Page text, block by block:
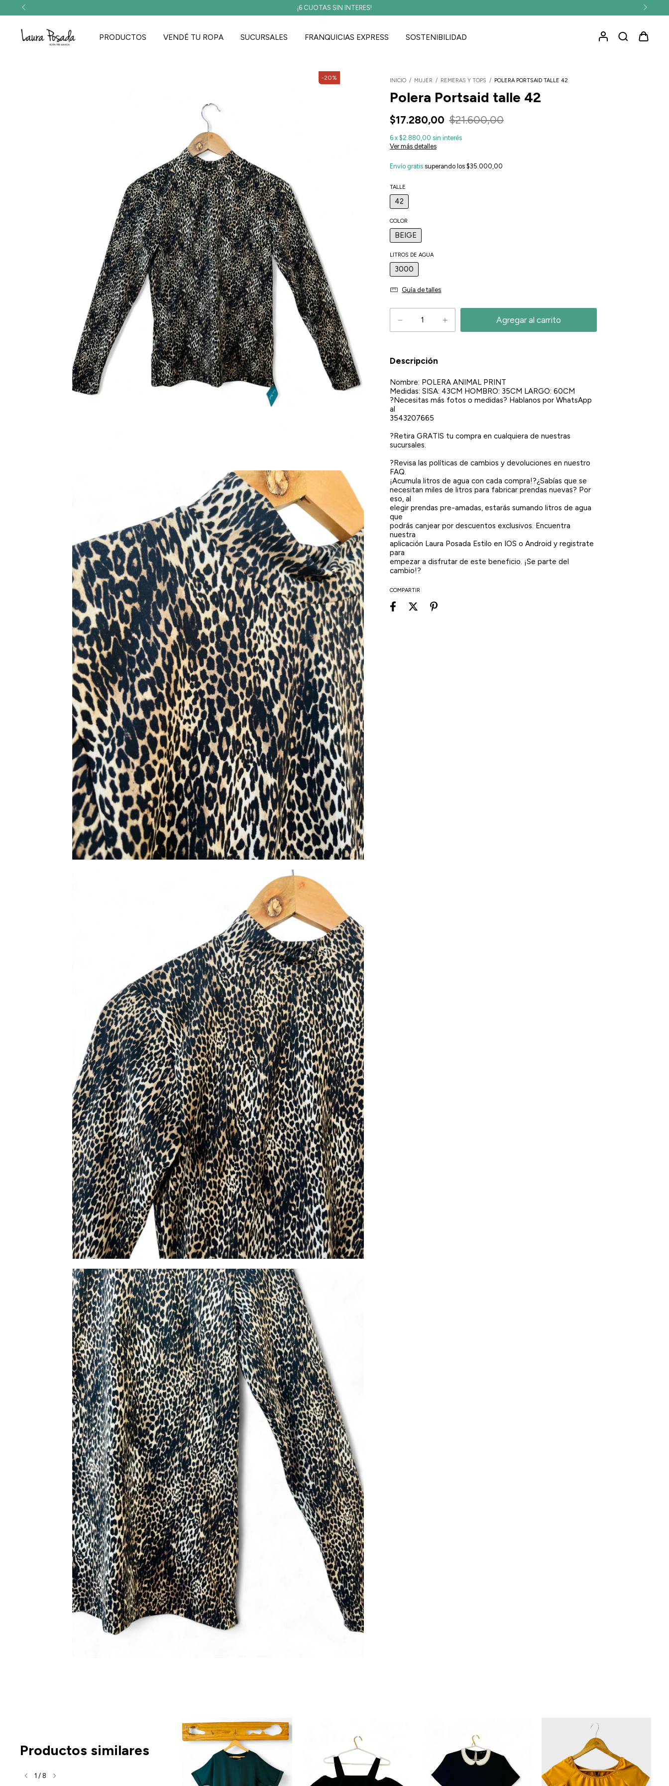
Envío gratis a partir de los $35.000
PRODUCTOS VENDÉ TU ROPA SUCURSALES FRANQUICIAS EXPRESS SOSTENIBILIDAD
-20% INICIO / MUJER / REMERAS Y TOPS / POLERA PORTSAID TALLE 42
Polera Portsaid talle 42
$17.280,00 $21.600,00
6 x$2.880,00 sin interés
Ver más detalles
Envío gratis superando los$35.000,00
TALLE
42
COLOR
BEIGE
LITROS DE AGUA
3000
Guía de talles
Descripción
Nombre: POLERA ANIMAL PRINT
Medidas: SISA: 43CM HOMBRO: 35CM LARGO: 60CM
?Necesitas más fotos o medidas? Hablanos por WhatsApp
al
3543207665
?Retira GRATIS tu compra en cualquiera de nuestras
sucursales.
?Revisa las políticas de cambios y devoluciones en nuestro
FAQ.
¡Acumula litros de agua con cada compra!?¿Sabías que se
necesitan miles de litros para fabricar prendas nuevas? Por
eso, al
elegir prendas pre-amadas, estarás sumando litros de agua
que
podrás canjear por descuentos exclusivos. Encuentra
nuestra
aplicación Laura Posada Estilo en IOS o Android y registrate
para
empezar a disfrutar de este beneficio. ¡Se parte del
cambio!?
COMPARTIR
Productos similares
1 / 8